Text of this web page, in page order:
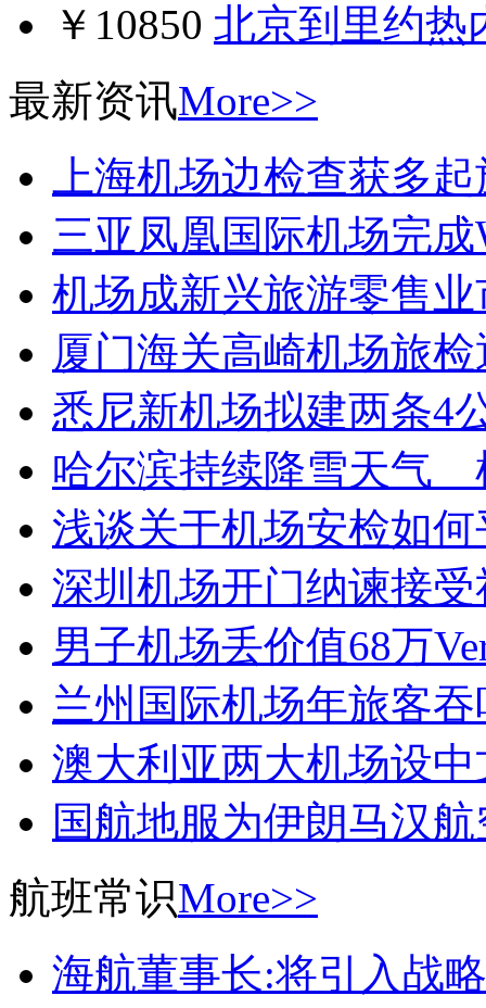
￥10850 北京到里约热
最新资讯More>>
上海机场边检查获多
三亚凤凰国际机场完
机场成新兴旅游零售
厦门海关高崎机场旅
悉尼新机场拟建两条4
哈尔滨持续降雪天气
浅谈关于机场安检如
深圳机场开门纳谏接
男子机场丢价值68万
兰州国际机场年旅客
澳大利亚两大机场设
国航地服为伊朗马汉
航班常识More>>
海航董事长:将引入战